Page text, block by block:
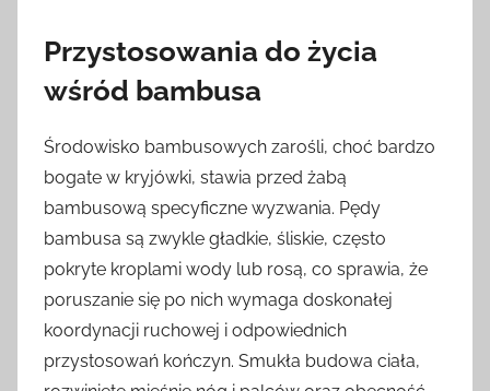
Przystosowania do życia
wśród bambusa
Środowisko bambusowych zarośli, choć bardzo
bogate w kryjówki, stawia przed żabą
bambusową specyficzne wyzwania. Pędy
bambusa są zwykle gładkie, śliskie, często
pokryte kroplami wody lub rosą, co sprawia, że
poruszanie się po nich wymaga doskonałej
koordynacji ruchowej i odpowiednich
przystosowań kończyn. Smukła budowa ciała,